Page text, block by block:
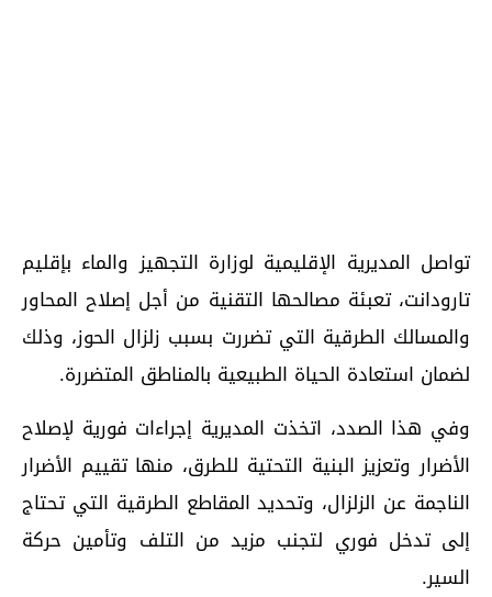
تواصل المديرية الإقليمية لوزارة التجهيز والماء بإقليم
تارودانت، تعبئة مصالحها التقنية من أجل إصلاح المحاور
والمسالك الطرقية التي تضررت بسبب زلزال الحوز، وذلك
لضمان استعادة الحياة الطبيعية بالمناطق المتضررة.
وفي هذا الصدد، اتخذت المديرية إجراءات فورية لإصلاح
الأضرار وتعزيز البنية التحتية للطرق، منها تقييم الأضرار
الناجمة عن الزلزال، وتحديد المقاطع الطرقية التي تحتاج
إلى تدخل فوري لتجنب مزيد من التلف وتأمين حركة
السير.